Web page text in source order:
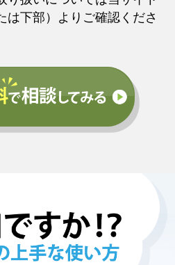
は下部）よりご確認くださ